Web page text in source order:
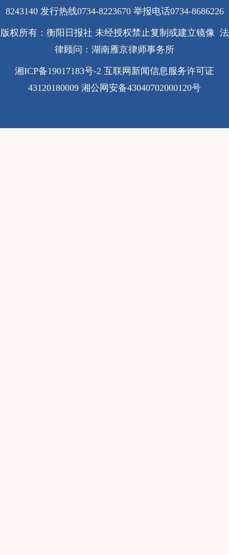
8243140 发行热线0734-8223670 举报电话0734-8686226
版权所有：衡阳日报社 未经授权禁止复制或建立镜像 法
律顾问：湖南雁京律师事务所
湘ICP备19017183号-2 互联网新闻信息服务许可证
43120180009 湘公网安备43040702000120号